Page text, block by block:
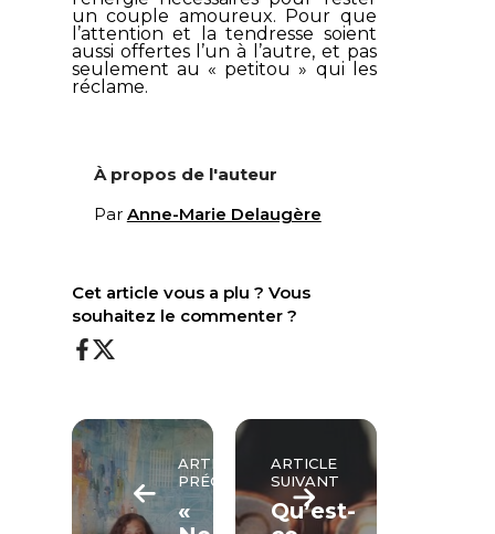
un couple amoureux. Pour que
l’attention et la tendresse soient
aussi offertes l’un à l’autre, et pas
seulement au « petitou » qui les
réclame.
À propos de l'auteur
Par Anne-Marie Delaugère
Cet article vous a plu ? Vous
souhaitez le commenter ?
ARTICLE
PRÉCÉDENT
«
ARTICLE
SUIVANT
Qu’est-